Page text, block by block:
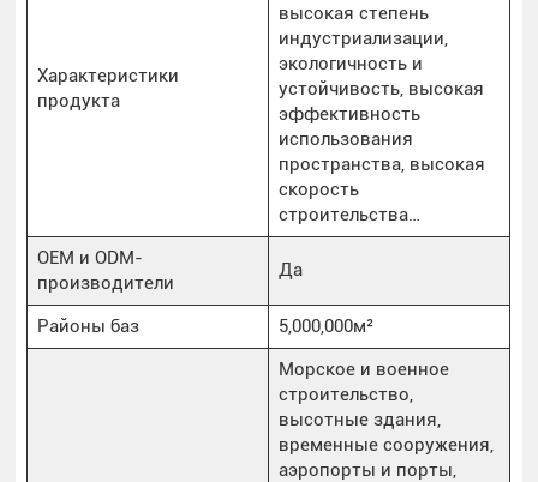
Характеристики
продукта
высокая степень
индустриализации,
экологичность и
устойчивость, высокая
эффективность
использования
пространства, высокая
скорость
строительства…
OEM и ODM-
производители
Да
Районы баз 5,000,000м²
Морское и военное
строительство,
высотные здания,
временные сооружения,
аэропорты и порты,